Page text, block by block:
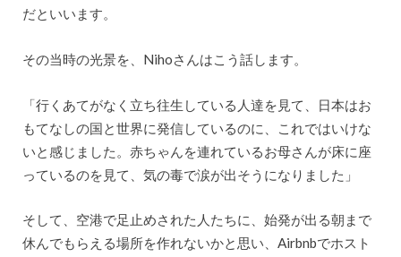
だといいます。
その当時の光景を、Nihoさんはこう話します。
「行くあてがなく立ち往生している人達を見て、日本はお
もてなしの国と世界に発信しているのに、これではいけな
いと感じました。赤ちゃんを連れているお母さんが床に座
っているのを見て、気の毒で涙が出そうになりました」
そして、空港で足止めされた人たちに、始発が出る朝まで
休んでもらえる場所を作れないかと思い、Airbnbでホスト